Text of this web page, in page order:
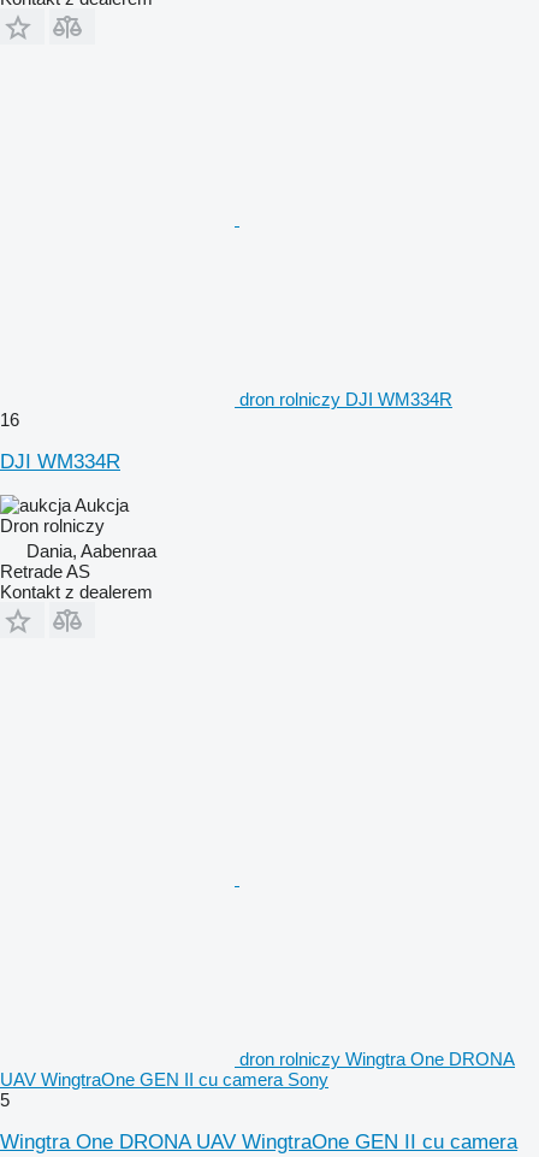
dron rolniczy DJI WM334R
16
DJI WM334R
Aukcja
Dron rolniczy
Dania, Aabenraa
Retrade AS
Kontakt z dealerem
dron rolniczy Wingtra One DRONA
UAV WingtraOne GEN II cu camera Sony
5
Wingtra One DRONA UAV WingtraOne GEN II cu camera